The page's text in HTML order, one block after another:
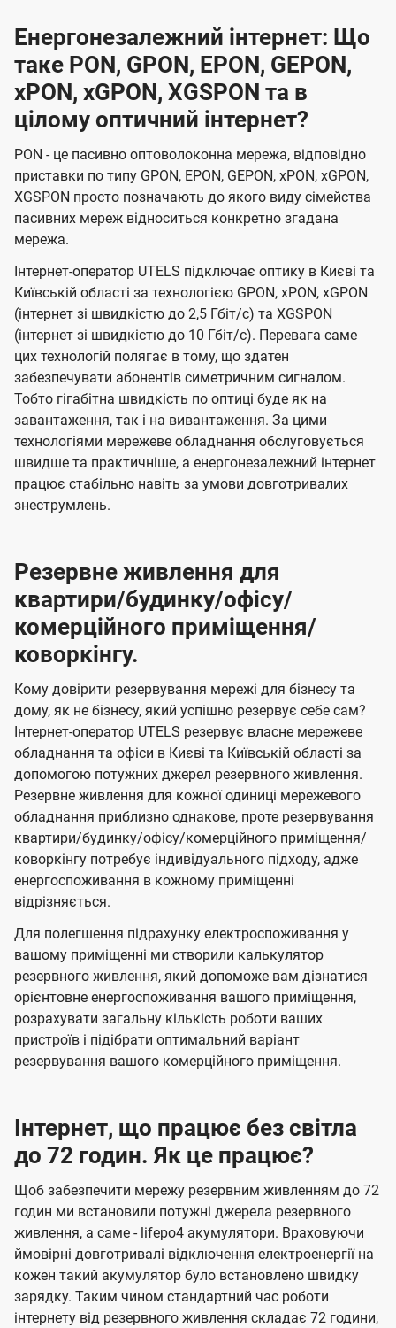
Енергонезалежний інтернет: Що
таке PON, GPON, EPON, GEPON,
xPON, xGPON, XGSPON та в
цілому оптичний інтернет?
PON - це пасивно оптоволоконна мережа, відповідно
приставки по типу GPON, EPON, GEPON, xPON, xGPON,
XGSPON просто позначають до якого виду сімейства
пасивних мереж відноситься конкретно згадана
мережа.
Інтернет-оператор UTELS підключає оптику в Києві та
Київській області за технологією GPON, xPON, xGPON
(інтернет зі швидкістю до 2,5 Гбіт/с) та XGSPON
(інтернет зі швидкістю до 10 Гбіт/с). Перевага саме
цих технологій полягає в тому, що здатен
забезпечувати абонентів симетричним сигналом.
Тобто гігабітна швидкість по оптиці буде як на
завантаження, так і на вивантаження. За цими
технологіями мережеве обладнання обслуговується
швидше та практичніше, а енергонезалежний інтернет
працює стабільно навіть за умови довготривалих
знеструмлень.
Резервне живлення для
квартири/будинку/офісу/
комерційного приміщення/
коворкінгу.
Кому довірити резервування мережі для бізнесу та
дому, як не бізнесу, який успішно резервує себе сам?
Інтернет-оператор UTELS резервує власне мережеве
обладнання та офіси в Києві та Київській області за
допомогою потужних джерел резервного живлення.
Резервне живлення для кожної одиниці мережевого
обладнання приблизно однакове, проте резервування
квартири/будинку/офісу/комерційного приміщення/
коворкінгу потребує індивідуального підходу, адже
енергоспоживання в кожному приміщенні
відрізняється.
Для полегшення підрахунку електроспоживання у
вашому приміщенні ми створили калькулятор
резервного живлення, який допоможе вам дізнатися
орієнтовне енергоспоживання вашого приміщення,
розрахувати загальну кількість роботи ваших
пристроїв і підібрати оптимальний варіант
резервування вашого комерційного приміщення.
Інтернет, що працює без світла
до 72 годин. Як це працює?
Щоб забезпечити мережу резервним живленням до 72
годин ми встановили потужні джерела резервного
живлення, а саме - lifepo4 акумулятори. Враховуючи
ймовірні довготривалі відключення електроенергії на
кожен такий акумулятор було встановлено швидку
зарядку. Таким чином стандартний час роботи
інтернету від резервного живлення складає 72 години,